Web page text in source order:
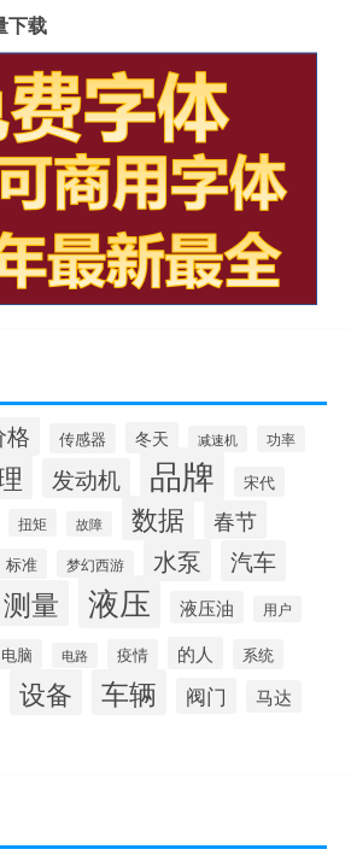
下载
格 传感器 冬天 减速机 功率
发动机 品牌 宋代
扭矩 故障 数据 春节
标准 梦幻西游 水泵 汽车
测量 液压 液压油 用户
电脑 电路 疫情 的人 系统
设备 车辆 阀门 马达